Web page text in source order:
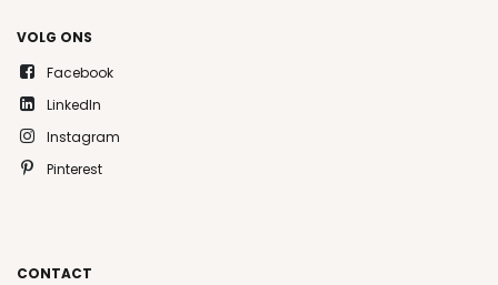
VOLG ONS
Facebook
LinkedIn
Instagram
Pinterest
CONTACT